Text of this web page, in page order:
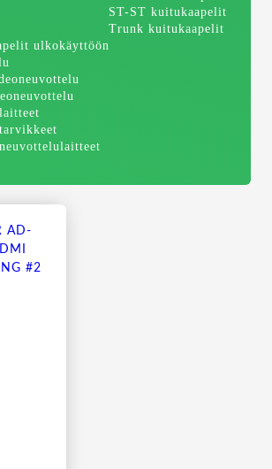
ST-ST kuitukaapelit
Trunk kuitukaapelit
ulkokäyttöön